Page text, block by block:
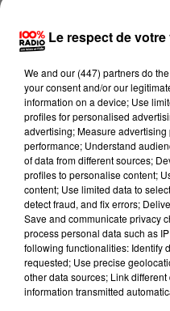
Lecture (1 min 9
100%
100% Radio l'agenda
Le respect de
We and our (447) partnersdo
your consent and/or our
information on a device; Use
profiles for personalised
advertising; Measure
performance; Understand
of data from different sources;
profiles to personalise content;
content; Use limited data to
detect fraud, and fix errors;
Save and communicate privacy
process personal data such as
following functionalities: Identify
requested; Use precise
other data sources; Link
information transmitted